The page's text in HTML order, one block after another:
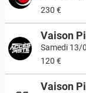
230 €
Vaison
Samedi 13/
120 €
Vaison